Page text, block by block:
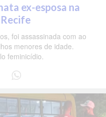
ex-esposa na
foi assassinada com ao
menores de idade.
feminicídio.